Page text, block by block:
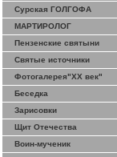
Сурская ГОЛГОФА
МАРТИРОЛОГ
Пензенские святыни
Святые источники
Фотогалерея"ХХ век"
Беседка
Зарисовки
Щит Отечества
Воин-мученик